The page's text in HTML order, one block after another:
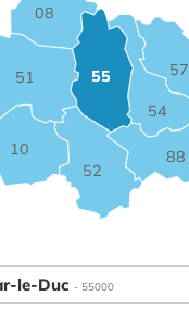
08
10
51
52
54
55 57
88
le-Duc - 55000